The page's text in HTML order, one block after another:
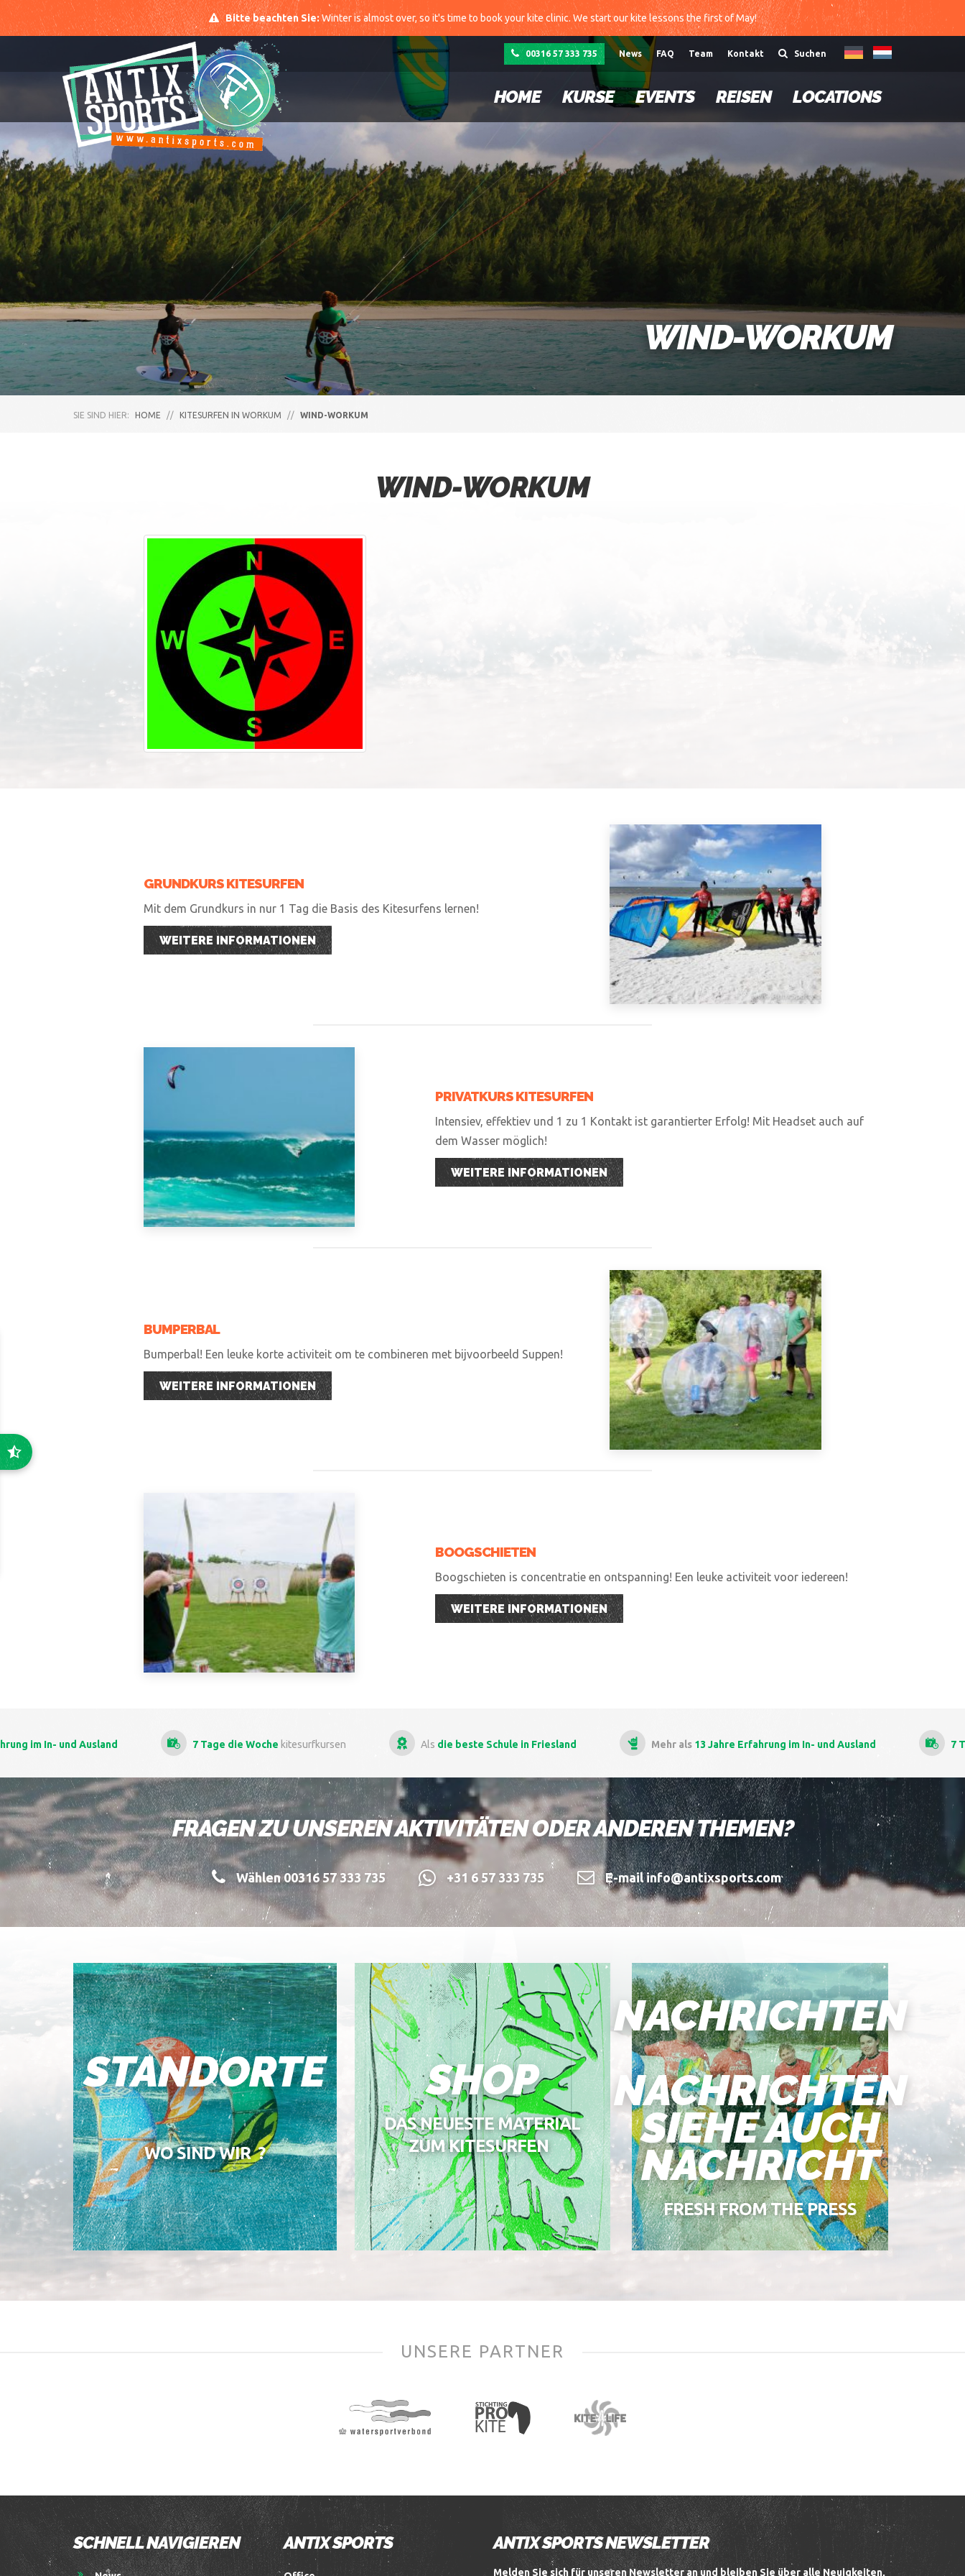
Bitte beachten Sie:Winter is almost over, so it's time to book your kite clinic. We start our kite lessons the first of May!
Suchen
News FAQ Team Kontakt
00316 57 333 735
HOME KURSE EVENTS REISEN LOCATIONS
WIND-WORKUM
SIE SIND HIER: HOME // KITESURFEN IN WORKUM // WIND-WORKUM
WIND-WORKUM
GRUNDKURS KITESURFEN
Mit dem Grundkurs in nur 1 Tag die Basis des Kitesurfens lernen!
WEITERE INFORMATIONEN
PRIVATKURS KITESURFEN
Intensiev, effektiev und 1 zu 1 Kontakt ist garantierter Erfolg! Mit Headset auch auf
dem Wasser möglich!
WEITERE INFORMATIONEN
BUMPERBAL
Bumperbal! Een leuke korte activiteit om te combineren met bijvoorbeeld Suppen!
WEITERE INFORMATIONEN
BOOGSCHIETEN
Boogschieten is concentratie en ontspanning! Een leuke activiteit voor iedereen!
WEITERE INFORMATIONEN
Ausland 7 Tage die Wochekitesurfkursen die beste Schule in Friesland 13 Jahre Erfahrungim In- und Ausland 7 Tage die
FRAGEN ZU UNSEREN AKTIVITÄTEN ODER ANDEREN THEMEN?
Wählen 00316 57 333 735 +31 6 57 333 735 E-mail info@antixsports.com
STANDORTE
WO SIND WIR ?
SHOP
DAS NEUESTE MATERIAL
ZUM KITESURFEN
NACHRICHTEN
NACHRICHTEN
SIEHE AUCH
NACHRICHT
FRESH FROM THE PRESS
UNSERE PARTNER
SCHNELL NAVIGIEREN ANTIX SPORTS ANTIX SPORTS NEWSLETTER
Melden Sie sich für unseren Newsletter an und bleiben Sie über alle Neuigkeiten,